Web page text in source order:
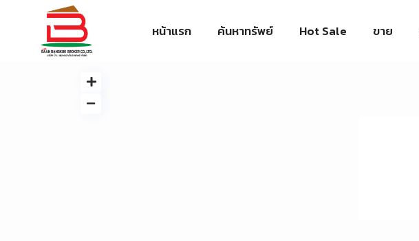
หน้าแรก ค้นหาทรัพย์ Hot Sale ขาย